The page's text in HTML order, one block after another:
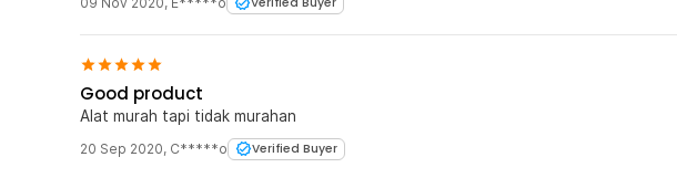
Good product
Alat murah tapi tidak murahan
20 Sep 2020, C*****o Verified Buyer